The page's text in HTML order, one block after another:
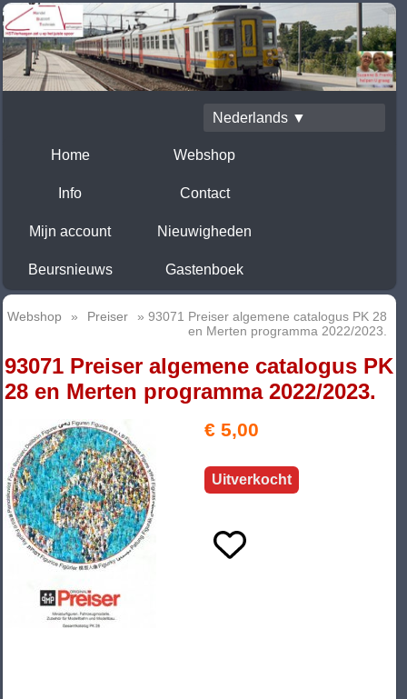
Nederlands ▼
Home Webshop
Info Contact
Mijn account Nieuwigheden
Beursnieuws Gastenboek
Webshop » Preiser
» 93071 Preiser algemene catalogus PK 28
en Merten programma 2022/2023.
93071 Preiser algemene catalogus PK
28 en Merten programma 2022/2023.
€ 5,00
Uitverkocht